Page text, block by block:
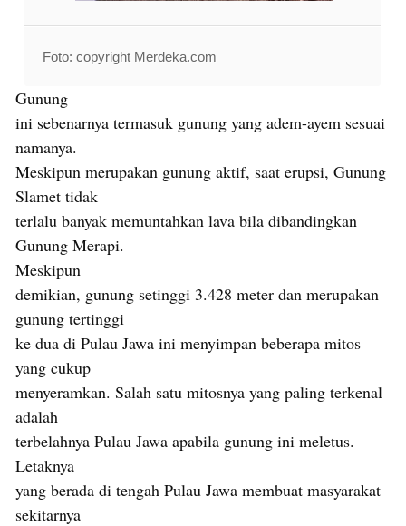
Foto: copyright Merdeka.com
Gunung
ini sebenarnya termasuk gunung yang adem-ayem sesuai
namanya.
Meskipun merupakan gunung aktif, saat erupsi, Gunung
Slamet tidak
terlalu banyak memuntahkan lava bila dibandingkan
Gunung Merapi.
Meskipun
demikian, gunung setinggi 3.428 meter dan merupakan
gunung tertinggi
ke dua di Pulau Jawa ini menyimpan beberapa mitos
yang cukup
menyeramkan. Salah satu mitosnya yang paling terkenal
adalah
terbelahnya Pulau Jawa apabila gunung ini meletus.
Letaknya
yang berada di tengah Pulau Jawa membuat masyarakat
sekitarnya